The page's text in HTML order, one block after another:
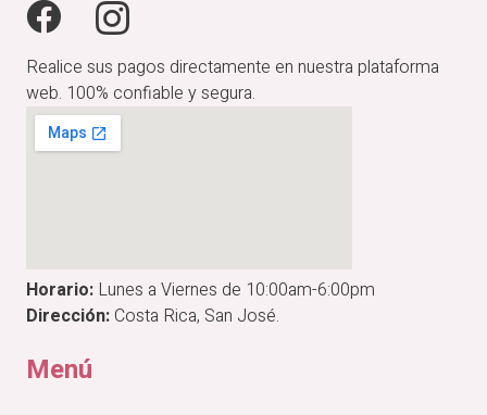
Realice sus pagos directamente en nuestra plataforma
web. 100% confiable y segura.
Horario: Lunes a Viernes de 10:00am-6:00pm
Dirección:Costa Rica, San José.
Menú